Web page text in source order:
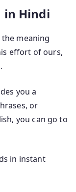
in Hindi
meaning
effort of ours,
you a
or
you can go to
in instant